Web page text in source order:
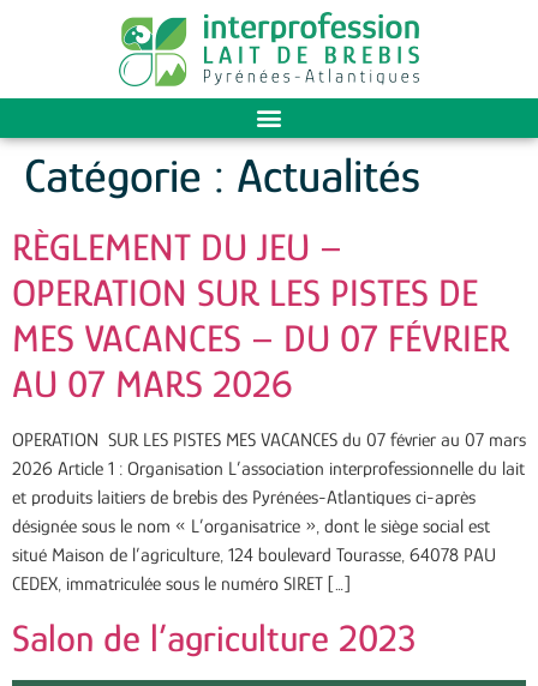
Catégorie : Actualités
RÈGLEMENT DU JEU –
OPERATION SUR LES PISTES DE
MES VACANCES – DU 07 FÉVRIER
AU 07 MARS 2026
OPERATION SUR LES PISTES MES VACANCES du 07 février au 07 mars
2026 Article 1 : Organisation L’association interprofessionnelle du lait
et produits laitiers de brebis des Pyrénées-Atlantiques ci-après
désignée sous le nom « L’organisatrice », dont le siège social est
situé Maison de l’agriculture, 124 boulevard Tourasse, 64078 PAU
CEDEX, immatriculée sous le numéro SIRET […]
Salon de l’agriculture 2023